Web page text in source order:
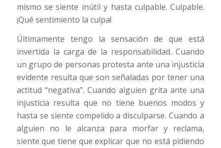
mismo se siente inútil y hasta culpable. Culpable.
¡Qué sentimiento la culpa!
Últimamente tengo la sensación de que está
invertida la carga de la responsabilidad. Cuando
un grupo de personas protesta ante una injusticia
evidente resulta que son señaladas por tener una
actitud “negativa”. Cuando alguien grita ante una
injusticia resulta que no tiene buenos modos y
hasta se siente compelido a disculparse. Cuando a
alguien no le alcanza para morfar y reclama,
siente que tiene que explicar que no está pidiendo